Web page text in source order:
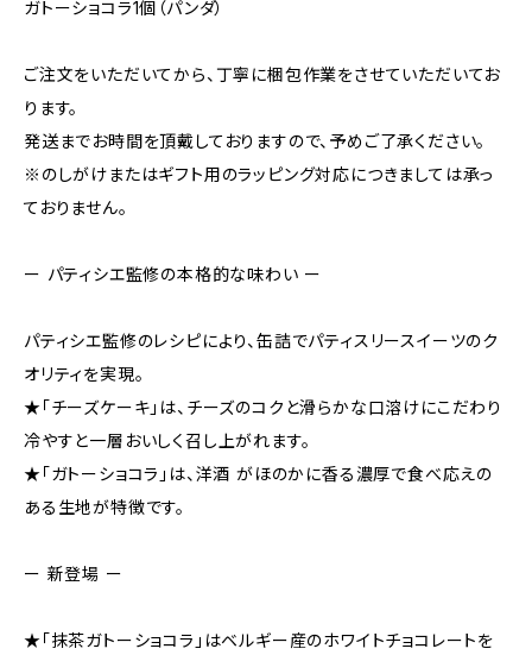
ガトーショコラ1個（パンダ）
ご注文をいただいてから、丁寧に梱包作業をさせていただいてお
ります。
発送までお時間を頂戴しておりますので、予めご了承ください。
※のしがけまたはギフト用のラッピング対応につきましては承っ
ておりません。
ー パティシエ監修の本格的な味わい ー
パティシエ監修のレシピにより、缶詰でパティスリースイーツのク
オリティを実現。
★「チーズケーキ」は、チーズのコクと滑らかな口溶けにこだわり
冷やすと一層おいしく召し上がれます。
★「ガトーショコラ」は、洋酒 がほのかに香る濃厚で食べ応えの
ある生地が特徴です。
ー 新登場 ー
★「抹茶ガトーショコラ」はベルギー産のホワイトチョコレートを